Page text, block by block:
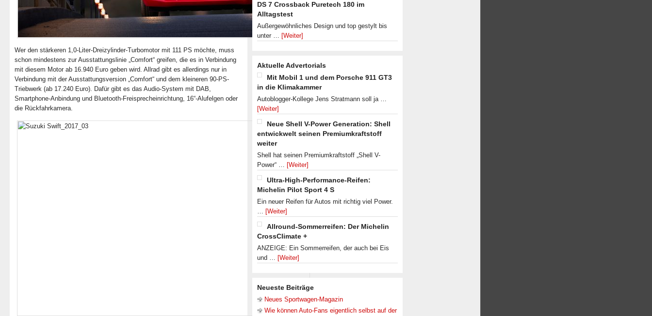
Wer den stärkeren 1,0-Liter-Dreizylinder-Turbomotor mit 111 PS möchte, muss
schon mindestens zur Ausstattungslinie „Comfort“ greifen, die es in Verbindung
mit diesem Motor ab 16.940 Euro geben wird. Allrad gibt es allerdings nur in
Verbindung mit der Ausstattungsversion „Comfort“ und dem kleineren 90-PS-
Triebwerk (ab 17.240 Euro). Dafür gibt es das Audio-System mit DAB,
Smartphone-Anbindung und Bluetooth-Freisprecheinrichtung, 16“-Alufelgen oder
die Rückfahrkamera.
DS 7 Crossback Puretech 180 im
Alltagstest
Außergewöhnliches Design und top gestylt bis
unter … [Weiter]
Aktuelle Advertorials
Mit Mobil 1 und dem Porsche 911 GT3
in die Klimakammer
Autoblogger-Kollege Jens Stratmann soll ja …
[Weiter]
Neue Shell V-Power Generation: Shell
entwickwelt seinen Premiumkraftstoff
weiter
Shell hat seinen Premiumkraftstoff „Shell V-
Power“ … [Weiter]
Ultra-High-Performance-Reifen:
Michelin Pilot Sport 4 S
Ein neuer Reifen für Autos mit richtig viel Power.
… [Weiter]
Allround-Sommerreifen: Der Michelin
CrossClimate +
ANZEIGE: Ein Sommerreifen, der auch bei Eis
und … [Weiter]
Neueste Beiträge
Neues Sportwagen-Magazin
Wie können Auto-Fans eigentlich selbst auf der